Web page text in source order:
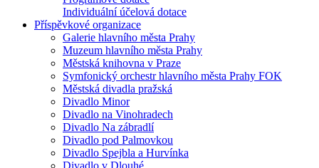
Individuální účelová dotace
Příspěvkové organizace
Galerie hlavního města Prahy
Muzeum hlavního města Prahy
Městská knihovna v Praze
Symfonický orchestr hlavního města Prahy FOK
Městská divadla pražská
Divadlo Minor
Divadlo na Vinohradech
Divadlo Na zábradlí
Divadlo pod Palmovkou
Divadlo Spejbla a Hurvínka
Divadlo v Dlouhé